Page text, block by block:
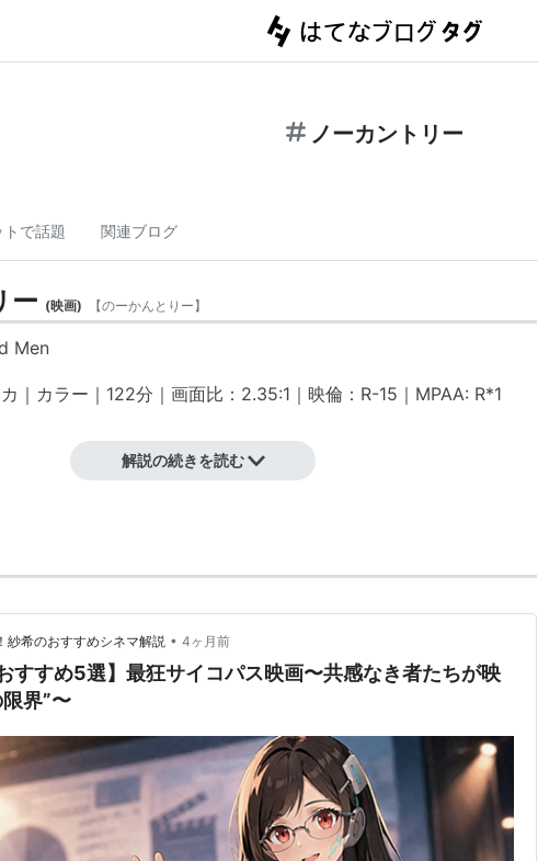
ノーカントリー
トで話題 関連ブログ
ー (映画) 【のーかんとりー】
Men
｜カラー｜122分｜画面比：2.35:1｜映倫：R-15｜MPAA: R*1
コーエン、イーサン・コーエン
ディーキンス
・ジェーンズ（ジョエル・コーエン＆ イーサン・コーエンの変名）
バーウェル
ョーンズ
解説の続きを読む
紗希のおすすめシネマ解説 • 4ヶ月前
すすめ5選】最狂サイコパス映画〜共感なき者たちが映
界”〜